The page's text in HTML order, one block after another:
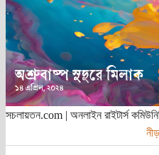
সচলায়তন.com | অনলাইন রাইটার্স